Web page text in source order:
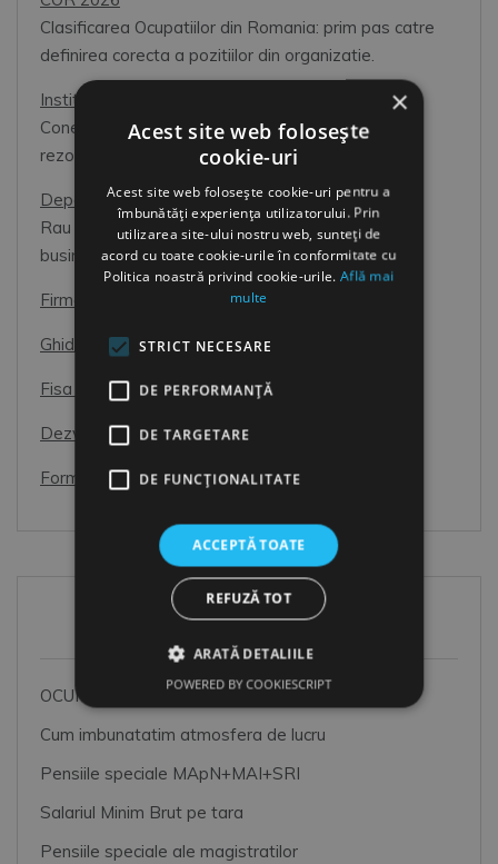
Clasificarea Ocupatiilor din Romania: prim pas catre
definirea corecta a pozitiilor din organizatie.
Institutii
Conectati-va cu cei care va pot ajuta. Impreuna
rezolvati mai rapid problemele dvs.
Departamentul Resurse Umane
Rau necesar, sau Partener de incredere pentru
business?
Firme de Recrutare
Ghid de interviu pentru candidati
Fisa Postului
Dezvoltarea Resurselor Umane
Formular de Exit interviu
Articole Recente
OCUPATII SI CODURI COR
Cum imbunatatim atmosfera de lucru
Pensiile speciale MApN+MAI+SRI
Salariul Minim Brut pe tara
Pensiile speciale ale magistratilor
×
Acest site web folosește
cookie-uri
Acest site web folosește cookie-uri pentru a
îmbunătăți experiența utilizatorului. Prin
utilizarea site-ului nostru web, sunteți de
acord cu toate cookie-urile în conformitate cu
Politica noastră privind cookie-urile.Află mai
multe
STRICT NECESARE
DE PERFORMANȚĂ
DE TARGETARE
DE FUNCŢIONALITATE
ACCEPTĂ TOATE
REFUZĂ TOT
ARATĂ DETALIILE
POWERED BY COOKIESCRIPT